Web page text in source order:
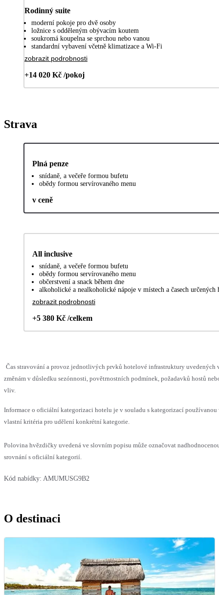
Rodinný suite
moderní pokoje pro dvě osoby
ložnice s odděleným obývacím koutem
soukromá koupelna se sprchou nebo vanou
standardní vybavení včetně klimatizace a Wi-Fi
zobrazit podrobnosti
+14 020 Kč /pokoj
Strava
Plná penze
snídaně, a večeře formou bufetu
obědy formou servírovaného menu
v ceně
All inclusive
snídaně, a večeře formou bufetu
obědy formou servírovaného menu
občerstvení a snack během dne
alkoholické a nealkoholické nápoje v místech a časech určených
zobrazit podrobnosti
+5 380 Kč /celkem
Čas stravování a provoz jednotlivých prvků hotelové infrastruktury uvedených
změnám v důsledku sezónnosti, povětrnostních podmínek, požadavků hostů
vliv.
Informace o oficiální kategorizaci hotelu je v souladu s kategorizací používanou
vlastní kritéria pro udělení konkrétní kategorie.
Polovina hvězdičky uvedená ve slovním popisu může označovat
srovnání s oficiální kategorií.
Kód nabídky: AMUMUSG9B2
O destinaci